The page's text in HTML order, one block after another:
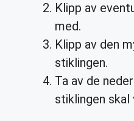
Klipp av
med.
Klipp av den
stiklingen.
Ta av de
stiklingen